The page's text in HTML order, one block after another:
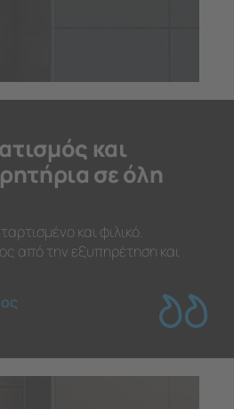
και
σε όλη
και φιλικό.
από την εξυπηρέτηση και